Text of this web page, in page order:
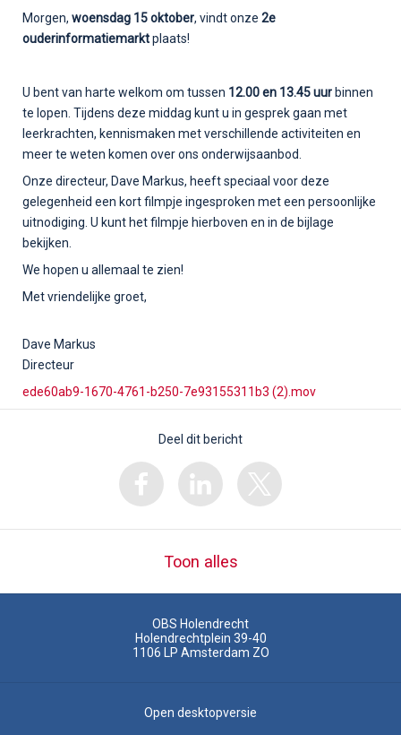
Morgen, woensdag 15 oktober, vindt onze 2e
ouderinformatiemarktplaats!
U bent van harte welkom om tussen 12.00 en 13.45 uur binnen
te lopen. Tijdens deze middag kunt u in gesprek gaan met
leerkrachten, kennismaken met verschillende activiteiten en
meer te weten komen over ons onderwijsaanbod.
Onze directeur, Dave Markus, heeft speciaal voor deze
gelegenheid een kort filmpje ingesproken met een persoonlijke
uitnodiging. U kunt het filmpje hierboven en in de bijlage
bekijken.
We hopen u allemaal te zien!
Met vriendelijke groet,
Dave Markus
Directeur
ede60ab9-1670-4761-b250-7e93155311b3 (2).mov
Deel dit bericht
Toon alles
OBS Holendrecht
Holendrechtplein 39-40
1106 LP Amsterdam ZO
Open desktopversie